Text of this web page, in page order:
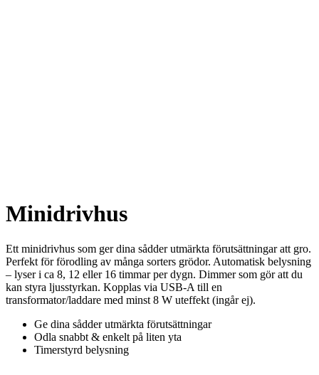
Minidrivhus
Ett minidrivhus som ger dina sådder utmärkta förutsättningar att gro.
Perfekt för förodling av många sorters grödor. Automatisk belysning
– lyser i ca 8, 12 eller 16 timmar per dygn. Dimmer som gör att du
kan styra ljusstyrkan. Kopplas via USB-A till en
transformator/laddare med minst 8 W uteffekt (ingår ej).
Ge dina sådder utmärkta förutsättningar
Odla snabbt & enkelt på liten yta
Timerstyrd belysning